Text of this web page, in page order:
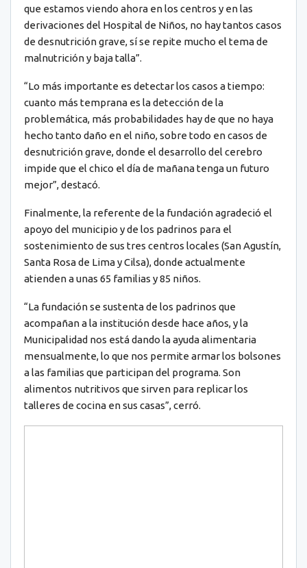
que estamos viendo ahora en los centros y en las
derivaciones del Hospital de Niños, no hay tantos casos
de desnutrición grave, sí se repite mucho el tema de
malnutrición y baja talla”.
“Lo más importante es detectar los casos a tiempo:
cuanto más temprana es la detección de la
problemática, más probabilidades hay de que no haya
hecho tanto daño en el niño, sobre todo en casos de
desnutrición grave, donde el desarrollo del cerebro
impide que el chico el día de mañana tenga un futuro
mejor”, destacó.
Finalmente, la referente de la fundación agradeció el
apoyo del municipio y de los padrinos para el
sostenimiento de sus tres centros locales (San Agustín,
Santa Rosa de Lima y Cilsa), donde actualmente
atienden a unas 65 familias y 85 niños.
“La fundación se sustenta de los padrinos que
acompañan a la institución desde hace años, y la
Municipalidad nos está dando la ayuda alimentaria
mensualmente, lo que nos permite armar los bolsones
a las familias que participan del programa. Son
alimentos nutritivos que sirven para replicar los
talleres de cocina en sus casas”, cerró.